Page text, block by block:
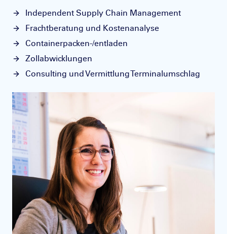
Independent Supply Chain Management
Frachtberatung und Kostenanalyse
Containerpacken-/entladen
Zollabwicklungen
Consulting und Vermittlung Terminalumschlag